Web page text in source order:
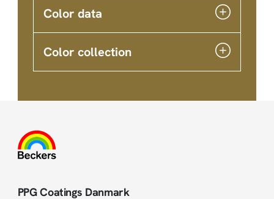
Color data
Color collection
PPG Coatings Danmark